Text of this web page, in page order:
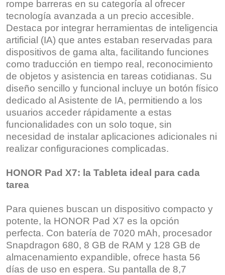
rompe barreras en su categoría al ofrecer
tecnología avanzada a un precio accesible.
Destaca por integrar herramientas de inteligencia
artificial (IA) que antes estaban reservadas para
dispositivos de gama alta, facilitando funciones
como traducción en tiempo real, reconocimiento
de objetos y asistencia en tareas cotidianas. Su
diseño sencillo y funcional incluye un botón físico
dedicado al Asistente de IA, permitiendo a los
usuarios acceder rápidamente a estas
funcionalidades con un solo toque, sin
necesidad de instalar aplicaciones adicionales ni
realizar configuraciones complicadas.
HONOR Pad X7: la Tableta ideal para cada
tarea
Para quienes buscan un dispositivo compacto y
potente, la HONOR Pad X7 es la opción
perfecta. Con batería de 7020 mAh, procesador
Snapdragon 680, 8 GB de RAM y 128 GB de
almacenamiento expandible, ofrece hasta 56
días de uso en espera. Su pantalla de 8,7